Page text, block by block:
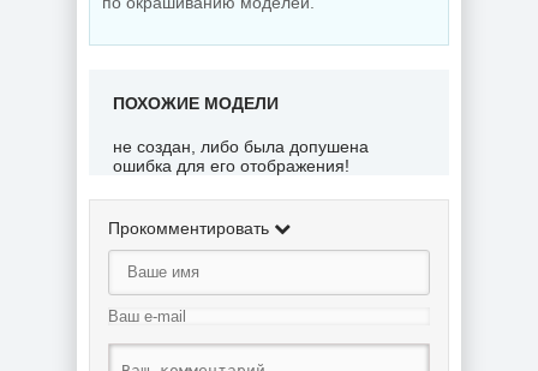
ПОХОЖИЕ МОДЕЛИ
не создан, либо была допушена
ошибка для его отображения!
Прокомментировать